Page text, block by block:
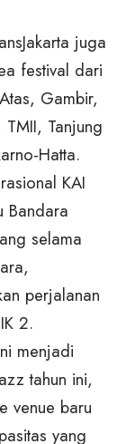
juga
festival dari
Gambir,
Tanjung
Hatta.
KAI
Bandara
selama
perjalanan
2.
menjadi
tahun ini,
venue baru
yang